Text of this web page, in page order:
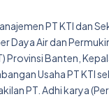
PT KTI dan
Daya Air dan
Provinsi Banten,
Usaha PT KTI
PT. Adhi karya